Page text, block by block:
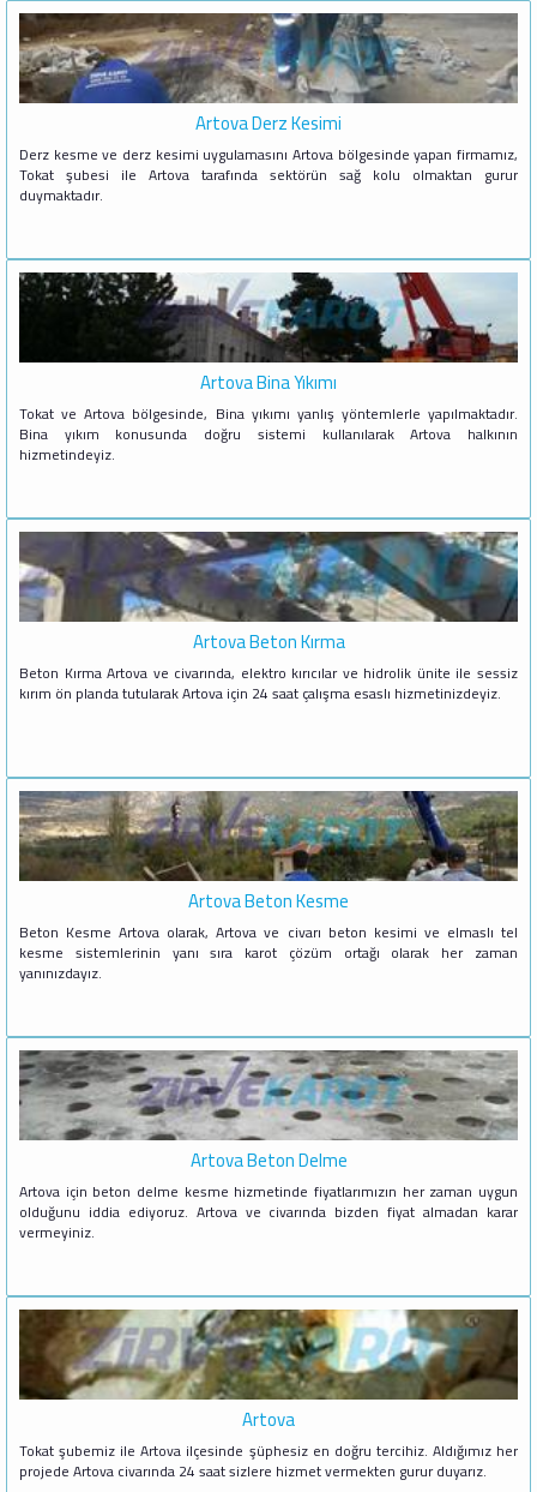
Artova Derz Kesimi
Derz kesme ve derz kesimi uygulamasını Artova bölgesinde yapan firmamız,
Tokat şubesi ile Artova tarafında sektörün sağ kolu olmaktan gurur
duymaktadır.
Artova Bina Yıkımı
Tokat ve Artova bölgesinde, Bina yıkımı yanlış yöntemlerle yapılmaktadır.
Bina yıkım konusunda doğru sistemi kullanılarak Artova halkının
hizmetindeyiz.
Artova Beton Kırma
Beton Kırma Artova ve civarında, elektro kırıcılar ve hidrolik ünite ile sessiz
kırım ön planda tutularak Artova için 24 saat çalışma esaslı hizmetinizdeyiz.
Artova Beton Kesme
Beton Kesme Artova olarak, Artova ve civarı beton kesimi ve elmaslı tel
kesme sistemlerinin yanı sıra karot çözüm ortağı olarak her zaman
yanınızdayız.
Artova Beton Delme
Artova için beton delme kesme hizmetinde fiyatlarımızın her zaman uygun
olduğunu iddia ediyoruz. Artova ve civarında bizden fiyat almadan karar
vermeyiniz.
Artova
Tokat şubemiz ile Artova ilçesinde şüphesiz en doğru tercihiz. Aldığımız her
projede Artova civarında 24 saat sizlere hizmet vermekten gurur duyarız.